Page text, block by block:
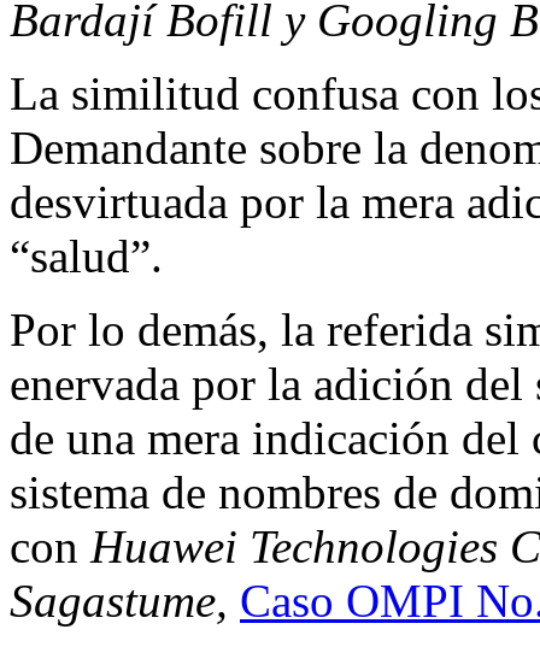
Bardají Bofill y Googling
La similitud confusa con
Demandante sobre la
desvirtuada por la mera
“salud”.
Por lo demás, la referida
enervada por la adición del
de una mera indicación
sistema de nombres de
con Huawei Technologies
Sagastume, Caso OMPI